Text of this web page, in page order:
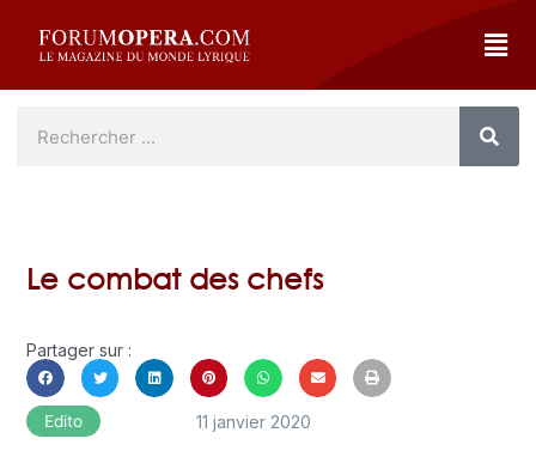
Le combat des chefs
Partager sur :
Edito 11 janvier 2020